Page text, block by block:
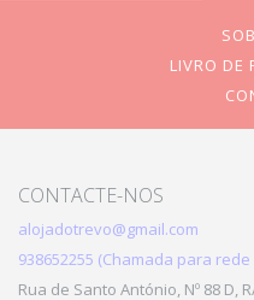
LIVRO DE
CONTACTE-NOS
alojadotrevo@gmail.com
938652255 (Chamada para
Rua de Santo António, Nº 88 D,